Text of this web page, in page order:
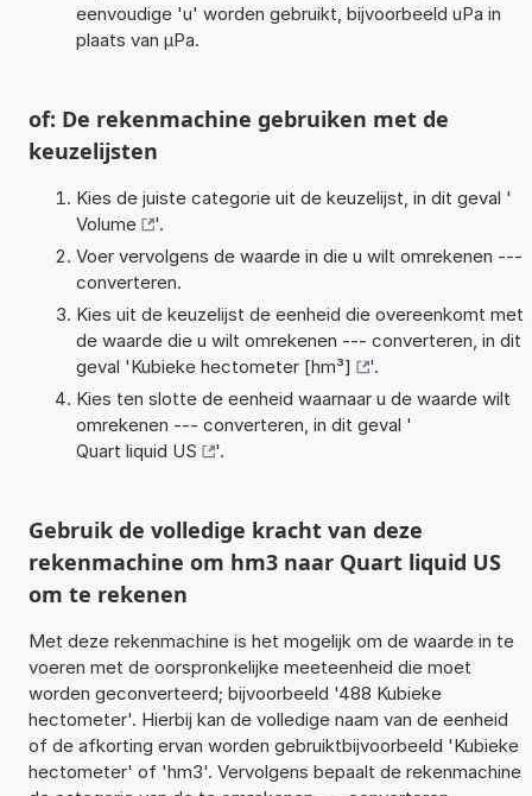
eenvoudige 'u' worden gebruikt, bijvoorbeeld uPa in
plaats van µPa.
of: De rekenmachine gebruiken met de
keuzelijsten
Kies de juiste categorie uit de keuzelijst, in dit geval '
Volume
'.
Voer vervolgens de waarde in die u wilt omrekenen ---
converteren.
Kies uit de keuzelijst de eenheid die overeenkomt met
de waarde die u wilt omrekenen --- converteren, in dit
geval 'Kubieke hectometer [hm³]
'.
Kies ten slotte de eenheid waarnaar u de waarde wilt
omrekenen --- converteren, in dit geval '
Quart liquid US
'.
Gebruik de volledige kracht van deze
rekenmachine om hm3 naar Quart liquid US
om te rekenen
Met deze rekenmachine is het mogelijk om de waarde in te
voeren met de oorspronkelijke meeteenheid die moet
worden geconverteerd; bijvoorbeeld '488 Kubieke
hectometer'. Hierbij kan de volledige naam van de eenheid
of de afkorting ervan worden gebruiktbijvoorbeeld 'Kubieke
hectometer' of 'hm3'. Vervolgens bepaalt de rekenmachine